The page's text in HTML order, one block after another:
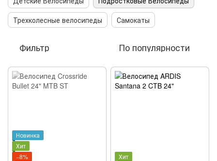
Трехколесные велосипеды
Самокаты
Фильтр По популярности
Новинка
Хит
−8%
Хит